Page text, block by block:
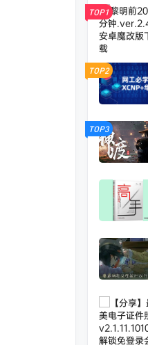
TOP1
TOP2
TOP3